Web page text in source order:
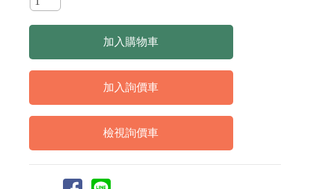
檢視詢價車